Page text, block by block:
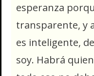
esperanza
transparente, y
es inteligente,
soy. Habrá